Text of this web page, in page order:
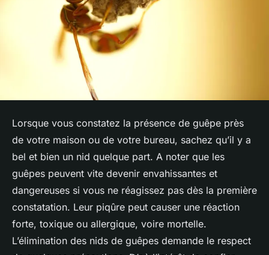
Lorsque vous constatez la présence de guêpe près
de votre maison ou de votre bureau, sachez qu’il y a
bel et bien un nid quelque part. A noter que les
guêpes peuvent vite devenir envahissantes et
dangereuses si vous ne réagissez pas dès la première
constatation. Leur piqûre peut causer une réaction
forte, toxique ou allergique, voire mortelle.
L’élimination des nids de guêpes demande le respect